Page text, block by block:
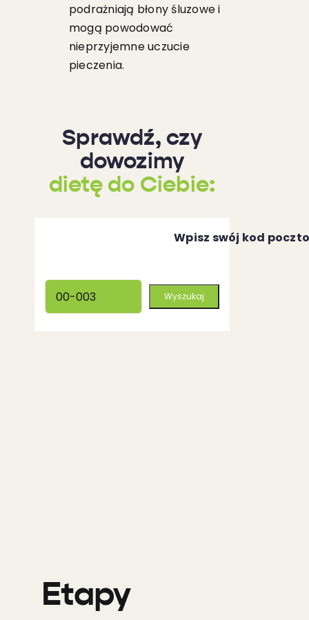
podrażniają błony śluzowe i
mogą powodować
nieprzyjemne uczucie
pieczenia.
Sprawdź, czy
dowozimy
dietę do Ciebie:
Wpisz swój kod
Etapy